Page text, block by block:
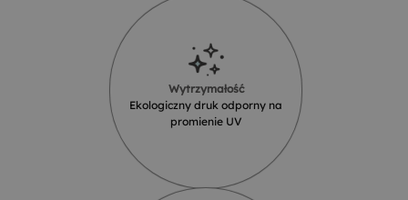
Wytrzymałość
Ekologiczny druk odporny na
promienie UV